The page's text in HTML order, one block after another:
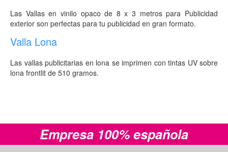
Las Vallas en vinilo opaco de 8 x 3 metros para Publicidad
exterior son perfectas para tu publicidad en gran formato.
Valla Lona
Las vallas publicitarias en lona se imprimen con tintas UV sobre
lona frontlit de 510 gramos.
Empresa 100% española